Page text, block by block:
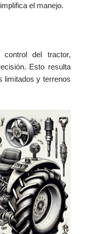
el manejo.
del tractor,
Esto resulta
limitados y terrenos